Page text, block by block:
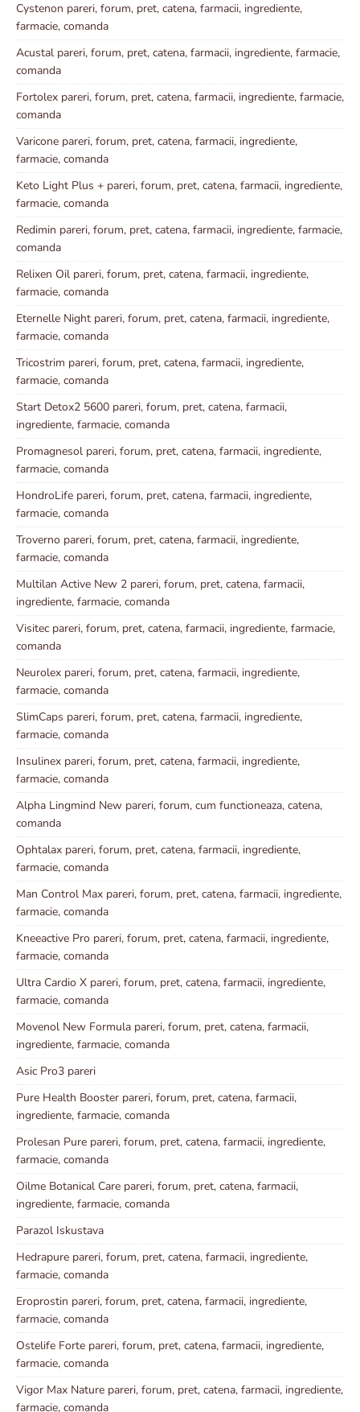
Cystenon pareri, forum, pret, catena, farmacii, ingrediente,
farmacie, comanda
Acustal pareri, forum, pret, catena, farmacii, ingrediente, farmacie,
comanda
Fortolex pareri, forum, pret, catena, farmacii, ingrediente, farmacie,
comanda
Varicone pareri, forum, pret, catena, farmacii, ingrediente,
farmacie, comanda
Keto Light Plus + pareri, forum, pret, catena, farmacii, ingrediente,
farmacie, comanda
Redimin pareri, forum, pret, catena, farmacii, ingrediente, farmacie,
comanda
Relixen Oil pareri, forum, pret, catena, farmacii, ingrediente,
farmacie, comanda
Eternelle Night pareri, forum, pret, catena, farmacii, ingrediente,
farmacie, comanda
Tricostrim pareri, forum, pret, catena, farmacii, ingrediente,
farmacie, comanda
Start Detox2 5600 pareri, forum, pret, catena, farmacii,
ingrediente, farmacie, comanda
Promagnesol pareri, forum, pret, catena, farmacii, ingrediente,
farmacie, comanda
HondroLife pareri, forum, pret, catena, farmacii, ingrediente,
farmacie, comanda
Troverno pareri, forum, pret, catena, farmacii, ingrediente,
farmacie, comanda
Multilan Active New 2 pareri, forum, pret, catena, farmacii,
ingrediente, farmacie, comanda
Visitec pareri, forum, pret, catena, farmacii, ingrediente, farmacie,
comanda
Neurolex pareri, forum, pret, catena, farmacii, ingrediente,
farmacie, comanda
SlimCaps pareri, forum, pret, catena, farmacii, ingrediente,
farmacie, comanda
Insulinex pareri, forum, pret, catena, farmacii, ingrediente,
farmacie, comanda
Alpha Lingmind New pareri, forum, cum functioneaza, catena,
comanda
Ophtalax pareri, forum, pret, catena, farmacii, ingrediente,
farmacie, comanda
Man Control Max pareri, forum, pret, catena, farmacii, ingrediente,
farmacie, comanda
Kneeactive Pro pareri, forum, pret, catena, farmacii, ingrediente,
farmacie, comanda
Ultra Cardio X pareri, forum, pret, catena, farmacii, ingrediente,
farmacie, comanda
Movenol New Formula pareri, forum, pret, catena, farmacii,
ingrediente, farmacie, comanda
Asic Pro3 pareri
Pure Health Booster pareri, forum, pret, catena, farmacii,
ingrediente, farmacie, comanda
Prolesan Pure pareri, forum, pret, catena, farmacii, ingrediente,
farmacie, comanda
Oilme Botanical Care pareri, forum, pret, catena, farmacii,
ingrediente, farmacie, comanda
Parazol Iskustava
Hedrapure pareri, forum, pret, catena, farmacii, ingrediente,
farmacie, comanda
Eroprostin pareri, forum, pret, catena, farmacii, ingrediente,
farmacie, comanda
Ostelife Forte pareri, forum, pret, catena, farmacii, ingrediente,
farmacie, comanda
Vigor Max Nature pareri, forum, pret, catena, farmacii, ingrediente,
farmacie, comanda